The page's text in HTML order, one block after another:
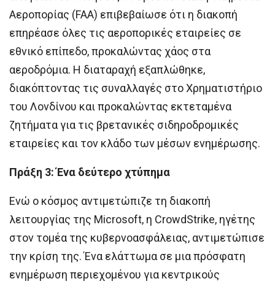
Αεροπορίας (FAA) επιβεβαίωσε ότι η διακοπή
επηρέασε όλες τις αεροπορικές εταιρείες σε
εθνικό επίπεδο, προκαλώντας χάος στα
αεροδρόμια. Η διαταραχή εξαπλώθηκε,
διακόπτοντας τις συναλλαγές στο Χρηματιστήριο
του Λονδίνου και προκαλώντας εκτεταμένα
ζητήματα για τις βρετανικές σιδηροδρομικές
εταιρείες και τον κλάδο των μέσων ενημέρωσης.
Πράξη 3: Ένα δεύτερο χτύπημα
Ενώ ο κόσμος αντιμετώπιζε τη διακοπή
λειτουργίας της Microsoft, η CrowdStrike, ηγέτης
στον τομέα της κυβερνοασφάλειας, αντιμετώπισε
την κρίση της. Ένα ελάττωμα σε μια πρόσφατη
ενημέρωση περιεχομένου για κεντρικούς